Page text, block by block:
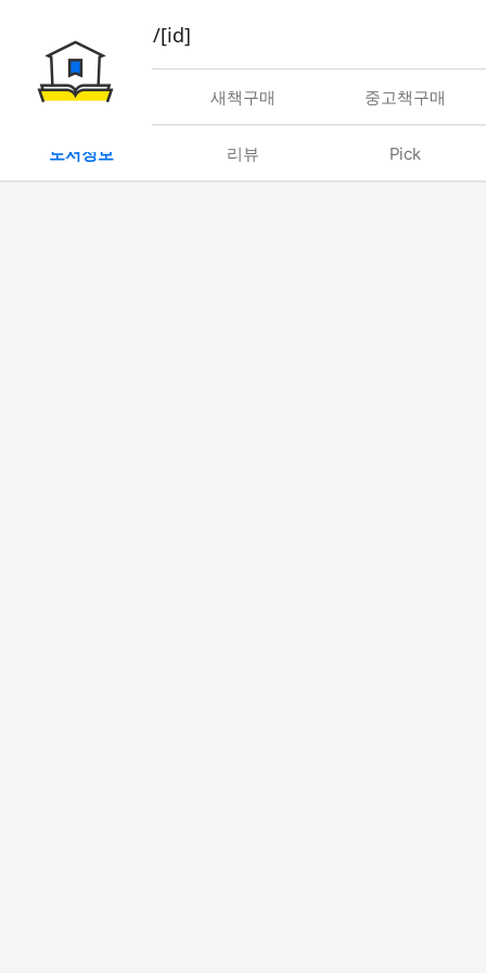
book/rent/[id]
대여 새책구매 중고책구매
도서정보 리뷰 Pick